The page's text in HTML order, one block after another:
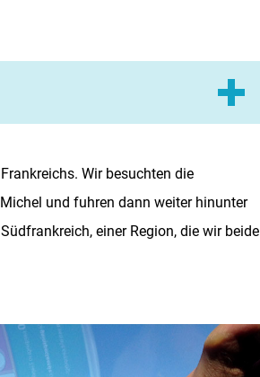
und ein aktuelles
Wir besuchten die
und fuhren dann weiter hinunter
einer Region, die wir beide